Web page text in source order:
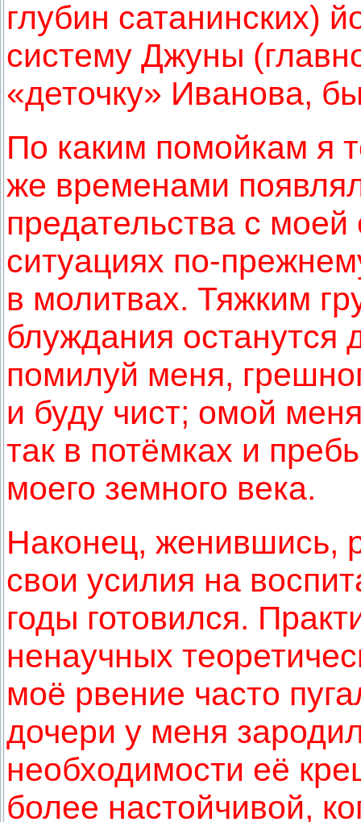
глубин сатанинских)
систему Джуны
«деточку» Иванова,
По каким помойкам я
же временами
предательства с
ситуациях по-
в молитвах. Тяжким
блуждания останутся
помилуй меня,
и буду чист; омой
так в потёмках и
моего земного века.
Наконец, женившись,
свои усилия на
годы готовился.
ненаучных
моё рвение часто
дочери у меня
необходимости её
более настойчивой,